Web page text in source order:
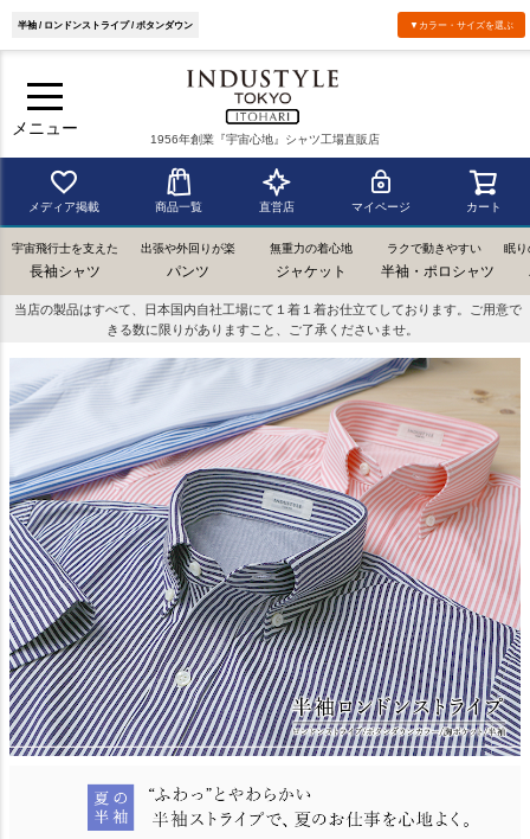
メニュー
1956年創業『宇宙心地』シャツ工場直販店
メディア掲載 商品一覧 直営店 マイページ カート
宇宙飛行士を支えた
長袖シャツ
出張や外回りが楽
パンツ
無重力の着心地
ジャケット
ラクで動きやすい
半袖・ポロシャツ
眠り
当店の製品はすべて、日本国内自社工場にて１着１着お仕立てしております。ご用意で
きる数に限りがありますこと、ご了承くださいませ。
半袖 / ロンドンストライプ / ボタンダウン ▼カラー・サイズを選ぶ